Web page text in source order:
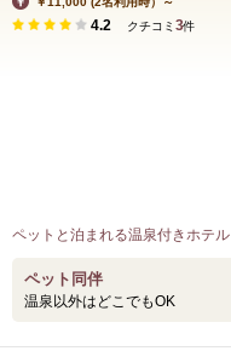
4.2 クチコミ 3件
ペットと泊まれる温泉付きホテル
ペット同伴
温泉以外はどこでもOK